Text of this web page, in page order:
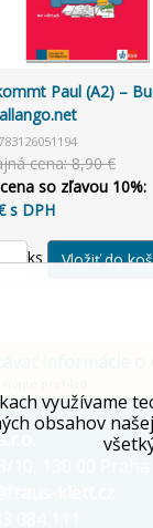
Paul (A2) –
cena: 8,90 €
so zľavou 10%:
s DPH
ks
využívame
obsahov